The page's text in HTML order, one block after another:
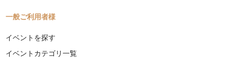
一般ご利用者様
イベントを探す
イベントカテゴリ一覧